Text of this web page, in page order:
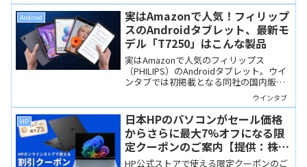
Android
実はAmazonで人気！フィリップ
スのAndroidタブレット、最新モ
デル「T7250」はこんな製品
実はAmazonで人気のフィリップス
（PHILIPS）のAndroidタブレット。ウイ
ンタブでは初掲載となる同社の国内販売
モデル一覧をまとめつつ、「過去1カ月で
500点以上」売れているという注目の最新
モデル「T7250」の概要をサクッとご紹
介します。
ウインタブ
HP
日本HPのパソコンがセール価格
からさらに最大7%オフになる限
定クーポンのご案内【提供：株式
会社日本HP】
HP公式ストアで使える限定クーポンのご